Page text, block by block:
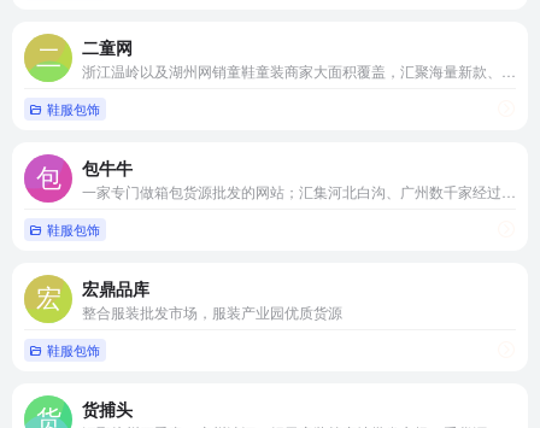
二童网
鞋服包饰
包牛牛
鞋服包饰
宏鼎品库
整合服装批发市场，服装产业园优质货源
鞋服包饰
货捕头